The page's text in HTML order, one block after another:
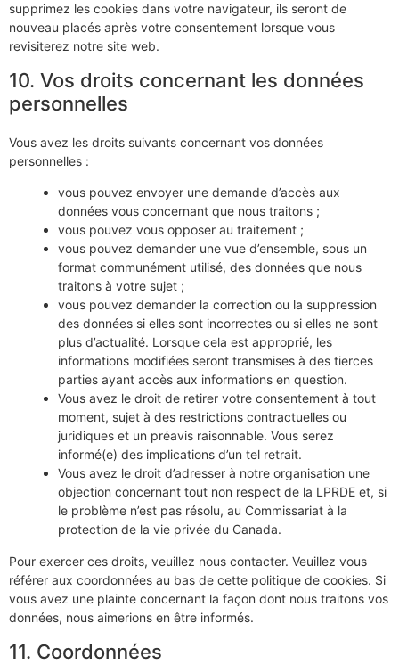
supprimez les cookies dans votre navigateur, ils seront de
nouveau placés après votre consentement lorsque vous
revisiterez notre site web.
10. Vos droits concernant les données
personnelles
Vous avez les droits suivants concernant vos données
personnelles :
vous pouvez envoyer une demande d’accès aux
données vous concernant que nous traitons ;
vous pouvez vous opposer au traitement ;
vous pouvez demander une vue d’ensemble, sous un
format communément utilisé, des données que nous
traitons à votre sujet ;
vous pouvez demander la correction ou la suppression
des données si elles sont incorrectes ou si elles ne sont
plus d’actualité. Lorsque cela est approprié, les
informations modifiées seront transmises à des tierces
parties ayant accès aux informations en question.
Vous avez le droit de retirer votre consentement à tout
moment, sujet à des restrictions contractuelles ou
juridiques et un préavis raisonnable. Vous serez
informé(e) des implications d’un tel retrait.
Vous avez le droit d’adresser à notre organisation une
objection concernant tout non respect de la LPRDE et, si
le problème n’est pas résolu, au Commissariat à la
protection de la vie privée du Canada.
Pour exercer ces droits, veuillez nous contacter. Veuillez vous
référer aux coordonnées au bas de cette politique de cookies. Si
vous avez une plainte concernant la façon dont nous traitons vos
données, nous aimerions en être informés.
11. Coordonnées